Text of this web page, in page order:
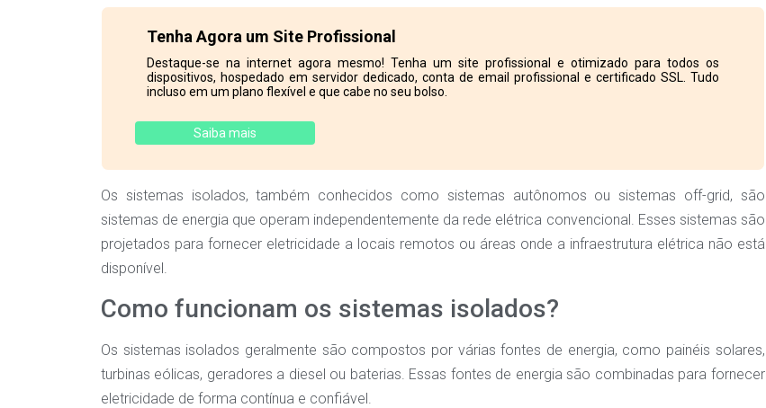
Tenha Agora um Site Profissional
Destaque-se na internet agora mesmo! Tenha um site profissional e otimizado para todos os
dispositivos, hospedado em servidor dedicado, conta de email profissional e certificado SSL. Tudo
incluso em um plano flexível e que cabe no seu bolso.
Saiba mais
Os sistemas isolados, também conhecidos como sistemas autônomos ou sistemas off-grid, são
sistemas de energia que operam independentemente da rede elétrica convencional. Esses sistemas são
projetados para fornecer eletricidade a locais remotos ou áreas onde a infraestrutura elétrica não está
disponível.
Como funcionam os sistemas isolados?
Os sistemas isolados geralmente são compostos por várias fontes de energia, como painéis solares,
turbinas eólicas, geradores a diesel ou baterias. Essas fontes de energia são combinadas para fornecer
eletricidade de forma contínua e confiável.